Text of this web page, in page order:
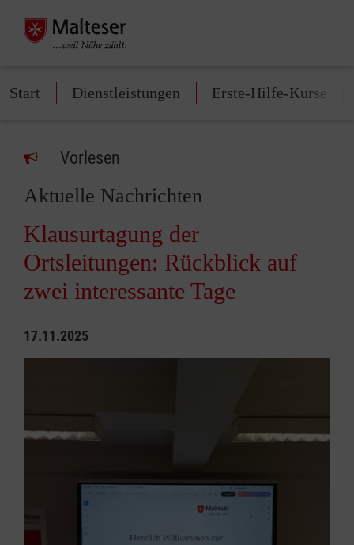
Start Dienstleistungen Erste-Hilfe-Kurse
Vorlesen
Aktuelle Nachrichten
Klausurtagung der
Ortsleitungen: Rückblick auf
zwei interessante Tage
17.11.2025